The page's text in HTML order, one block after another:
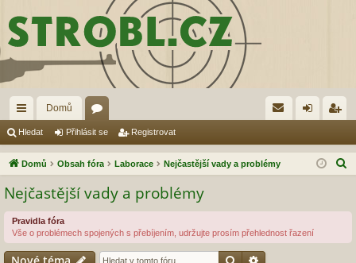
yc
hl
od
ka
zy
Domů
ór
a lá ist
Hledat Přihlásit se Registrovat
Domů Obsah fóra Laborace Nejčastější vady a problémy
Nejčastější vady a problémy
Pravidla fóra
Vše o problémech spojených s přebíjením, udržujte prosím přehlednost řazení
Nové téma Hledat